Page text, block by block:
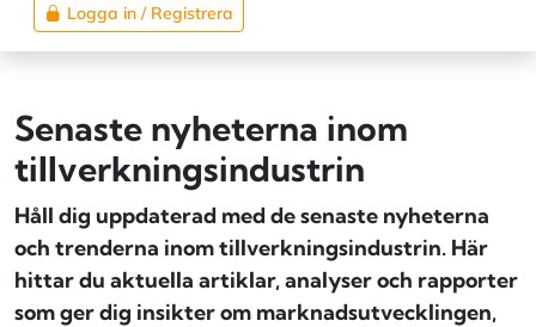
Logga in / Registrera
Senaste nyheterna inom
tillverknings­industrin
Håll dig uppdaterad med de senaste nyheterna
och trenderna inom tillverkningsindustrin. Här
hittar du aktuella artiklar, analyser och rapporter
som ger dig insikter om marknadsutvecklingen,